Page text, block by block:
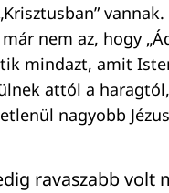
nem az, hogy
mindazt, amit
attól a
nagyobb
ravaszabb volt